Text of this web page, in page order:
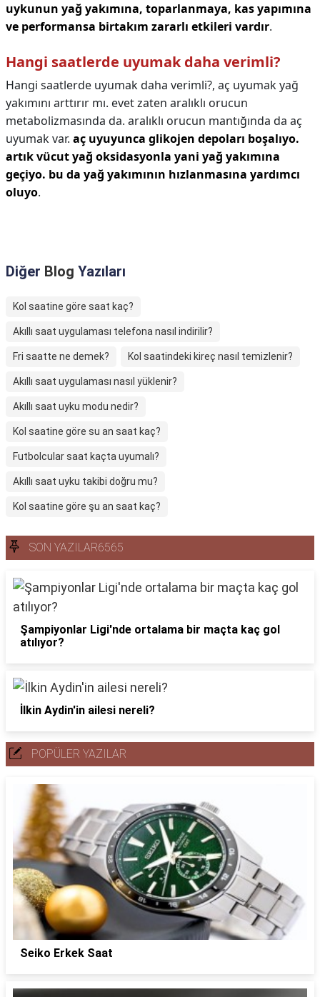
uykunun yağ yakımına, toparlanmaya, kas yapımına
ve performansa birtakım zararlı etkileri vardır.
Hangi saatlerde uyumak daha verimli?
Hangi saatlerde uyumak daha verimli?, aç uyumak yağ
yakımını arttırır mı. evet zaten aralıklı orucun
metabolizmasında da. aralıklı orucun mantığında da aç
uyumak var. aç uyuyunca glikojen depoları boşalıyo.
artık vücut yağ oksidasyonla yani yağ yakımına
geçiyo. bu da yağ yakımının hızlanmasına yardımcı
oluyo.
Diğer Blog Yazıları
Kol saatine göre saat kaç?
Akıllı saat uygulaması telefona nasıl indirilir?
Fri saatte ne demek? Kol saatindeki kireç nasıl temizlenir?
Akıllı saat uygulaması nasıl yüklenir?
Akıllı saat uyku modu nedir?
Kol saatine göre su an saat kaç?
Futbolcular saat kaçta uyumalı?
Akıllı saat uyku takibi doğru mu?
Kol saatine göre şu an saat kaç?
SON YAZILAR6565
Şampiyonlar Ligi'nde ortalama bir maçta kaç gol
atılıyor?
İlkin Aydin'in ailesi nereli?
POPÜLER YAZILAR
Seiko Erkek Saat